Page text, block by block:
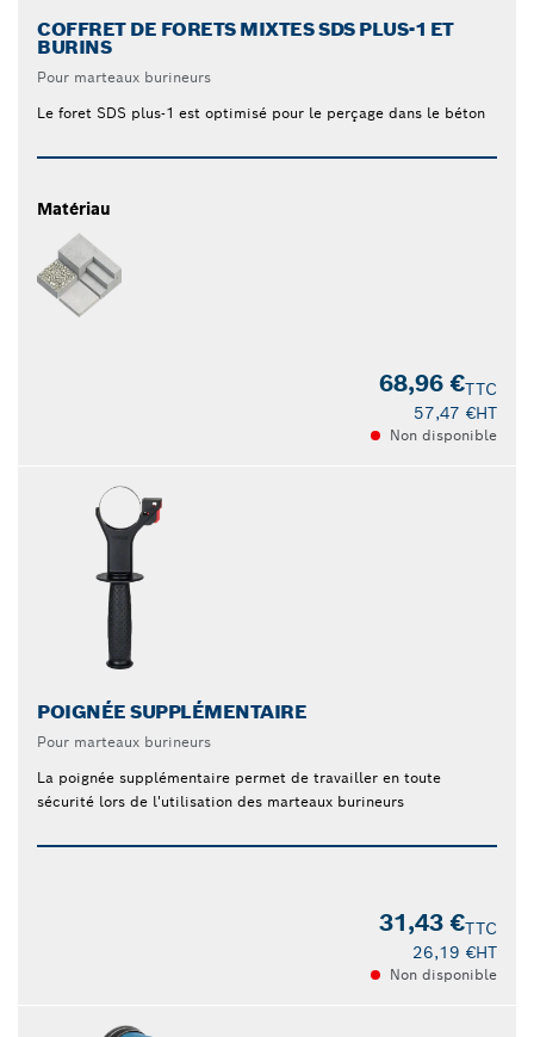
COFFRET DE FORETS MIXTES SDS PLUS-1 ET
BURINS
Pour marteaux burineurs
Le foret SDS plus-1 est optimisé pour le perçage dans le béton
Matériau
68,96 €TTC
57,47 €HT
Non disponible
POIGNÉE SUPPLÉMENTAIRE
Pour marteaux burineurs
La poignée supplémentaire permet de travailler en toute
sécurité lors de l'utilisation des marteaux burineurs
31,43 €TTC
26,19 €HT
Non disponible